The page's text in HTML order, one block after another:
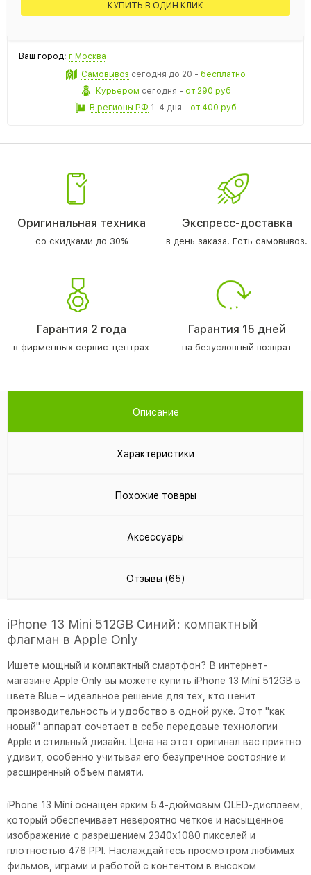
КУПИТЬ В ОДИН КЛИК
Ваш город: г Москва
Самовывоз сегодня до 20 - бесплатно
Курьером сегодня - от 290 руб
В регионы РФ 1-4 дня - от 400 руб
Оригинальная техника
со скидками до 30%
Экспресс-доставка
в день заказа. Есть самовывоз.
Гарантия 2 года
в фирменных сервис-центрах
Гарантия 15 дней
на безусловный возврат
Описание
Характеристики
Похожие товары
Аксессуары
Отзывы (65)
iPhone 13 Mini 512GB Синий: компактный
флагман в Apple Only
Ищете мощный и компактный смартфон? В интернет-
магазине Apple Only вы можете купить iPhone 13 Mini 512GB в
цвете Blue – идеальное решение для тех, кто ценит
производительность и удобство в одной руке. Этот "как
новый" аппарат сочетает в себе передовые технологии
Apple и стильный дизайн. Цена на этот оригинал вас приятно
удивит, особенно учитывая его безупречное состояние и
расширенный объем памяти.
iPhone 13 Mini оснащен ярким 5.4-дюймовым OLED-дисплеем,
который обеспечивает невероятно четкое и насыщенное
изображение с разрешением 2340x1080 пикселей и
плотностью 476 PPI. Наслаждайтесь просмотром любимых
фильмов, играми и работой с контентом в высоком